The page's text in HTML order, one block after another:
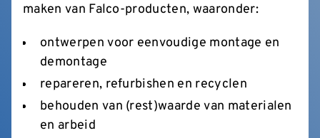
maken van Falco-producten, waaronder:
ontwerpen voor eenvoudige montage en
demontage
repareren, refurbishen en recyclen
behouden van (rest)waarde van materialen
en arbeid